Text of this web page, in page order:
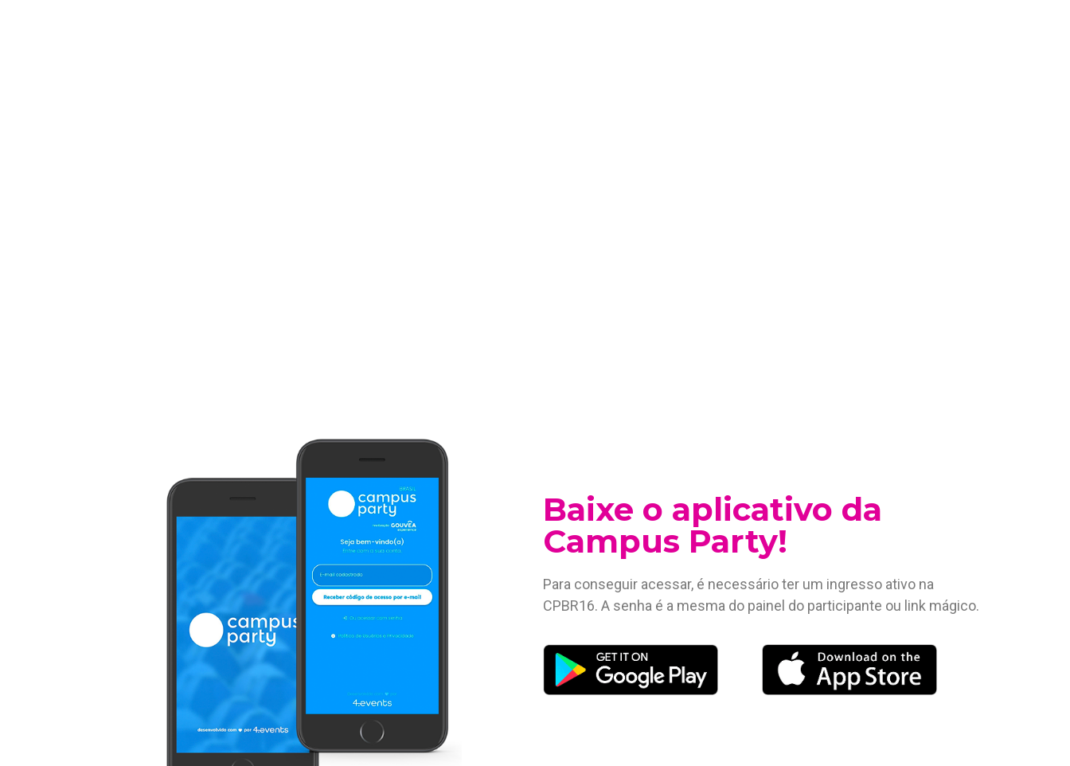
Baixe o aplicativo da
Campus Party!
Para conseguir acessar, é necessário ter um ingresso ativo na
CPBR16. A senha é a mesma do painel do participante ou link mágico.